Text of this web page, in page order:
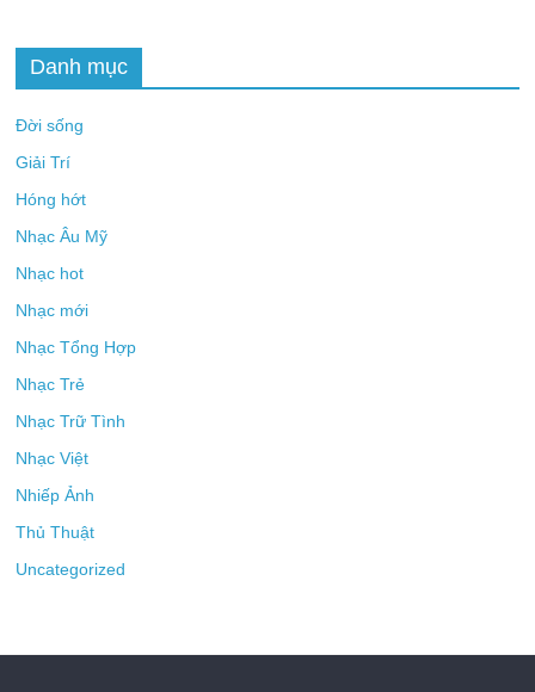
Danh mục
Đời sống
Giải Trí
Hóng hớt
Nhạc Âu Mỹ
Nhạc hot
Nhạc mới
Nhạc Tổng Hợp
Nhạc Trẻ
Nhạc Trữ Tình
Nhạc Việt
Nhiếp Ảnh
Thủ Thuật
Uncategorized